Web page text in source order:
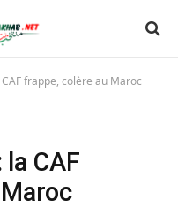
frappe, colère au Maroc
la CAF